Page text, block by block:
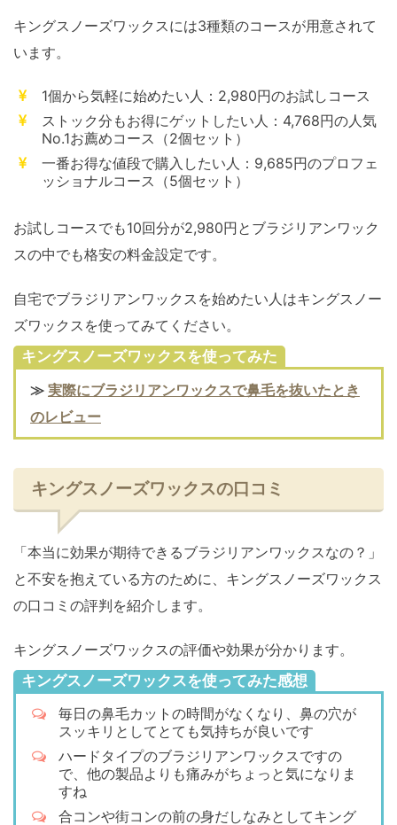
キングスノーズワックスには3種類のコースが用意されて
います。
1個から気軽に始めたい人：2,980円のお試しコース
ストック分もお得にゲットしたい人：4,768円の人気
No.1お薦めコース（2個セット）
一番お得な値段で購入したい人：9,685円のプロフェ
ッショナルコース（5個セット）
お試しコースでも10回分が2,980円とブラジリアンワック
スの中でも格安の料金設定です。
自宅でブラジリアンワックスを始めたい人はキングスノー
ズワックスを使ってみてください。
キングスノーズワックスを使ってみた
≫ 実際にブラジリアンワックスで鼻毛を抜いたとき
のレビュー
キングスノーズワックスの口コミ
「本当に効果が期待できるブラジリアンワックスなの？」
と不安を抱えている方のために、キングスノーズワックス
の口コミの評判を紹介します。
キングスノーズワックスの評価や効果が分かります。
キングスノーズワックスを使ってみた感想
毎日の鼻毛カットの時間がなくなり、鼻の穴が
スッキリとしてとても気持ちが良いです
ハードタイプのブラジリアンワックスですの
で、他の製品よりも痛みがちょっと気になりま
すね
合コンや街コンの前の身だしなみとしてキング